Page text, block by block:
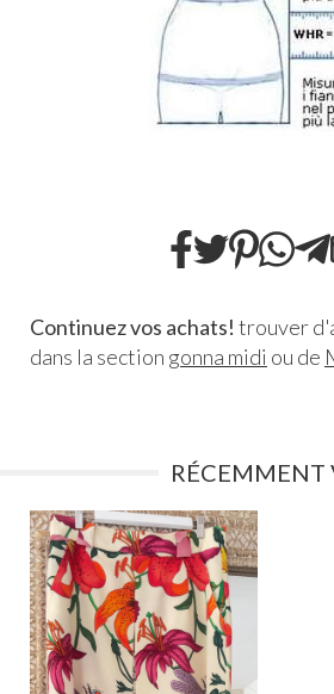
Continuez vos achats! trouver
dans la section gonna midi ou de
RÉCEMMENT